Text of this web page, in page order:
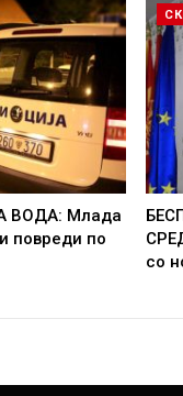
ВОДА: Млада
повреди по
со